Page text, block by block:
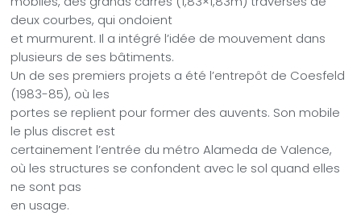
deux courbes, qui ondoient
et murmurent. Il a intégré l’idée de mouvement dans
plusieurs de ses bâtiments.
Un de ses premiers projets a été l’entrepôt de Coesfeld
(1983-85), où les
portes se replient pour former des auvents. Son mobile
le plus discret est
certainement l’entrée du métro Alameda de Valence,
où les structures se confondent avec le sol quand elles
ne sont pas
en usage.